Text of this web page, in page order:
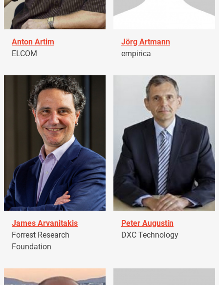
Anton Artim
ELCOM
Jörg Artmann
empirica
James Arvanitakis
Forrest Research
Foundation
Peter Augustín
DXC Technology